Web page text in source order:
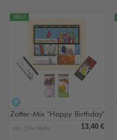
NEU
Zotter-Mix "Happy Birthday"
inkl. 10% MwSt. 13,40 €